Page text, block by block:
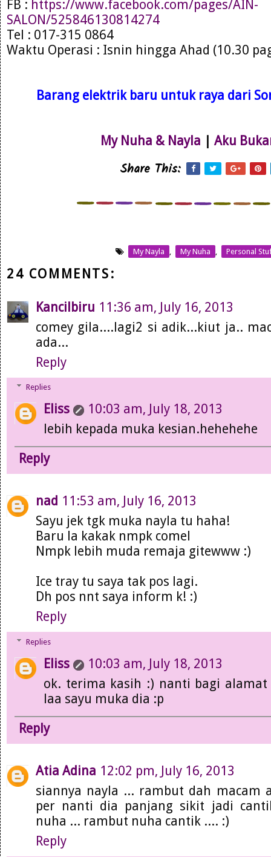
FB : https://www.facebook.com/pages/AIN-
SALON/525846130814274
Tel : 017-315 0864
Waktu Operasi : Isnin hingga Ahad (10.30
Barang elektrik baru untuk raya dari
My Nuha & Nayla | Aku
Share This:
My Nayla My Nuha Personal
24 COMMENTS:
Kancilbiru 11:36 am, July 16, 2013
comey gila....lagi2 si adik...kiut ja..
ada...
Reply
Replies
Eliss
10:03 am, July 18, 2013
lebih kepada muka kesian.hehehehe
Reply
nad 11:53 am, July 16, 2013
Sayu jek tgk muka nayla tu haha!
Baru la kakak nmpk comel
Nmpk lebih muda remaja gitewww :)
Ice tray tu saya tak pos lagi.
Dh pos nnt saya inform k! :)
Reply
Replies
Eliss
10:03 am, July 18, 2013
ok. terima kasih :) nanti bagi
laa sayu muka dia :p
Reply
Atia Adina 12:02 pm, July 16, 2013
siannya nayla ... rambut dah macam
per nanti dia panjang sikit jadi
nuha ... rambut nuha cantik .... :)
Reply